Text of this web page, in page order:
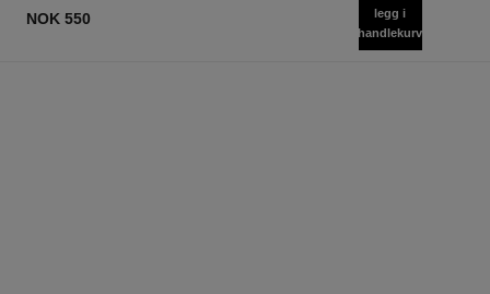
NOK 550
legg i
handlekurv